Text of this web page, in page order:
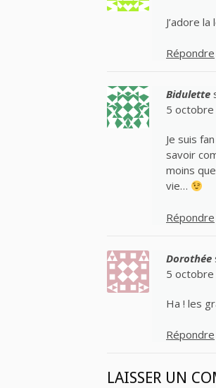
J’adore
Répondre
Bidulette
5 octobre
Je suis
savoir
moins
vie…
Répondre
Dorothée
5 octobre
Ha ! les
Répondre
LAISSER UN